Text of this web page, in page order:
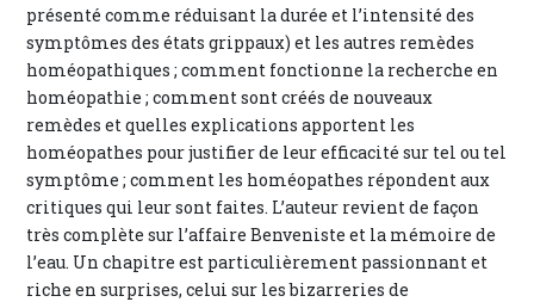
présenté comme réduisant la durée et l’intensité des
symptômes des états grippaux) et les autres remèdes
homéopathiques ; comment fonctionne la recherche en
homéopathie ; comment sont créés de nouveaux
remèdes et quelles explications apportent les
homéopathes pour justifier de leur efficacité sur tel ou tel
symptôme ; comment les homéopathes répondent aux
critiques qui leur sont faites. L’auteur revient de façon
très complète sur l’affaire Benveniste et la mémoire de
l’eau. Un chapitre est particulièrement passionnant et
riche en surprises, celui sur les bizarreries de